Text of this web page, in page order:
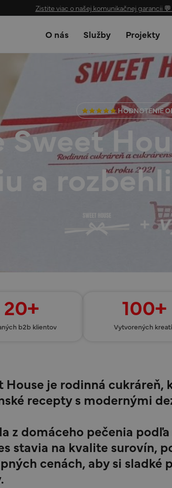
Zistite viac o našej komunikačnej garancii 💬
O nás Služby Projekty
HODNOTENIE
Sweet
a
20+
b2b klientov
100+
Vytvorených
House je rodinná cukráreň,
recepty s modernými
z domáceho pečenia
stavia na kvalite surovín,
cenách, aby si sladké